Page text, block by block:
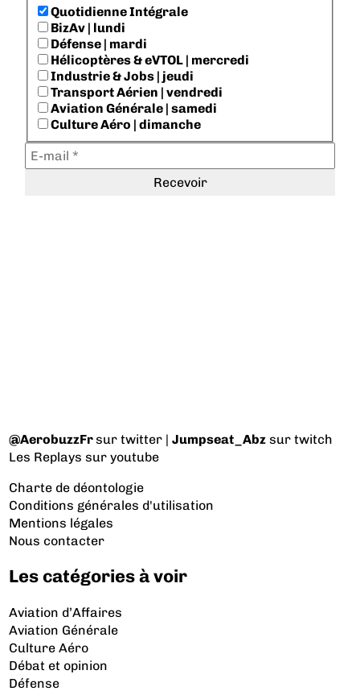
Quotidienne Intégrale
BizAv | lundi
Défense | mardi
Hélicoptères & eVTOL | mercredi
Industrie & Jobs | jeudi
Transport Aérien | vendredi
Aviation Générale | samedi
Culture Aéro | dimanche
@AerobuzzFrsur twitter |Jumpseat_Abz sur twitch
Les Replays sur youtube
Charte de déontologie
Conditions générales d'utilisation
Mentions légales
Nous contacter
Les catégories à voir
Aviation d’Affaires
Aviation Générale
Culture Aéro
Débat et opinion
Défense